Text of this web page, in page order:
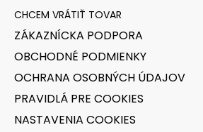
ZÁKAZNÍCKA PODPORA
OBCHODNÉ PODMIENKY
OCHRANA OSOBNÝCH ÚDAJOV
PRAVIDLÁ PRE COOKIES
NASTAVENIA COOKIES